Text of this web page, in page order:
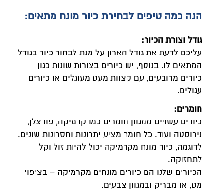
הנה כמה טיפים לבחירת כיור מונח מתאים:
גודל וצורת הכיור:
עליכם לדעת את גודל הארון על מנת לבחור כיור בגודל
המתאים לו. בנוסף, יש כיורים בצורות שונות כגון
כיורים מרובעים, עם קצוות מעט מעוגלים או כיורים
עגולים.
חומרים:
כיורים עשויים ממגוון חומרים כמו קרמיקה, פורצלן,
נירוסטה ועוד. כל חומר מציע יתרונות וחסרונות שונים.
לדוגמה, כיור מונח מקרמיקה יכול להיות זול וקל
לתחזוקה.
הכיורים שלנו הם כיורים מונחים מקרמיקה – בציפוי
מט, או מבריק ובמגוון צבעים.